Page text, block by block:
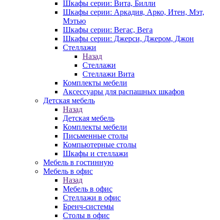
Шкафы серии: Вита, Билли
Шкафы серии: Аркадия, Арко, Итен, Мэт,
Мэтью
Шкафы серии: Вегас, Вега
Шкафы серии: Джерси, Джером, Джон
Стеллажи
Назад
Стеллажи
Стеллажи Вита
Комплекты мебели
Аксессуары для распашных шкафов
Детская мебель
Назад
Детская мебель
Комплекты мебели
Письменные столы
Компьютерные столы
Шкафы и стеллажи
Мебель в гостинную
Мебель в офис
Назад
Мебель в офис
Стеллажи в офис
Бренч-системы
Столы в офис